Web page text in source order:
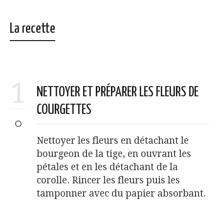
La recette
1
NETTOYER ET PRÉPARER LES FLEURS DE
COURGETTES
Nettoyer les fleurs en détachant le
bourgeon de la tige, en ouvrant les
pétales et en les détachant de la
corolle. Rincer les fleurs puis les
tamponner avec du papier absorbant.